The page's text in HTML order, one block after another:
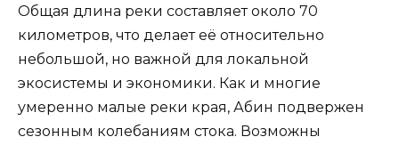
Общая длина реки составляет около 70
километров, что делает её относительно
небольшой, но важной для локальной
экосистемы и экономики. Как и многие
умеренно малые реки края, Абин подвержен
сезонным колебаниям стока. Возможны